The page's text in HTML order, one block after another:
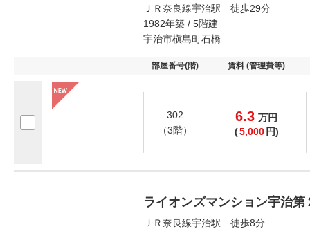
ＪＲ奈良線宇治駅 徒歩29分
1982年築 / 5階建
宇治市槇島町石橋
部屋番号(階) 賃料 (管理費等)
302
（3階）
6.3 万円
(5,000 円)
ライオンズマンション宇治第
ＪＲ奈良線宇治駅 徒歩8分